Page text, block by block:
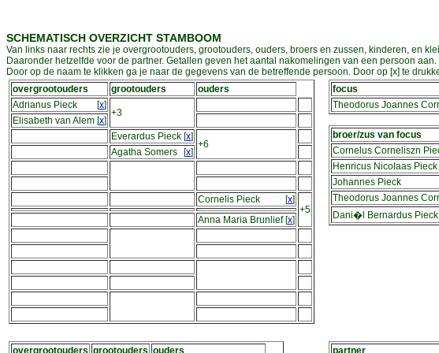
SCHEMATISCH OVERZICHT STAMBOOM
Van links naar rechts zie je overgrootouders, grootouders, ouders, broers en zussen, kinderen, en
Daaronder hetzelfde voor de partner. Getallen geven het aantal nakomelingen van een persoon aan.
Door op de naam te klikken ga je naar de gegevens van de betreffende persoon. Door op [x] te
overgrootouders
grootouders
ouders
Adrianus Pieck
[x]
+3
Elisabeth van Alem [x]
Everardus Pieck [x]
+6
Agatha Somers [x]
Cornelis Pieck [x]
+5
Anna Maria Brunlief[x]
focus
Theodorus Joannes
broer/zus van focus
Cornelus Corneliszn
Henricus Nicolaas Pieck
Johannes Pieck
Theodorus Joannes
Dani�l Bernardus Pieck
overgrootouders grootouders ouders
partner